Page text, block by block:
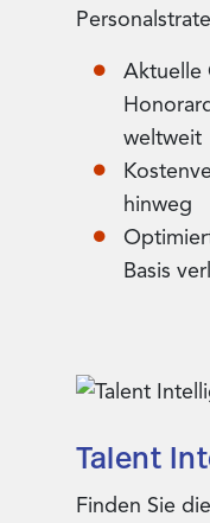
Aktuelle
weltweit
hinweg
Basis
Talent
Finden Sie